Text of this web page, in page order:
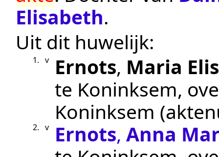
Elisabeth.
Uit dit huwelijk:
1. v Ernots, Maria
te Koninksem,
Koninksem
2. v Ernots, Anna